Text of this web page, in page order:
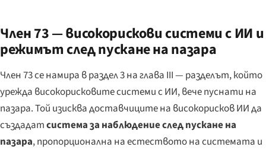
Член 73 — високорискови системи с ИИ и
режимът след пускане на пазара
Член 73 се намира в раздел 3 на глава III — разделът, който
урежда високорисковите системи с ИИ, вече пуснати на
пазара. Той изисква доставчиците на високорисков ИИ да
създадатсистема за наблюдение след пускане на
пазара, пропорционална на естеството на системата и